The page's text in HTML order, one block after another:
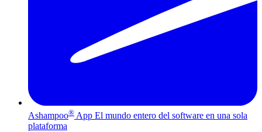
Ashampoo® App El mundo entero del software en una sola
plataforma